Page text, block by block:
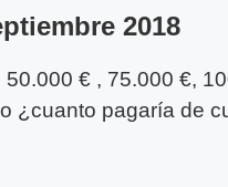
2018
€ , 75.000 €,
¿cuanto pagaría de